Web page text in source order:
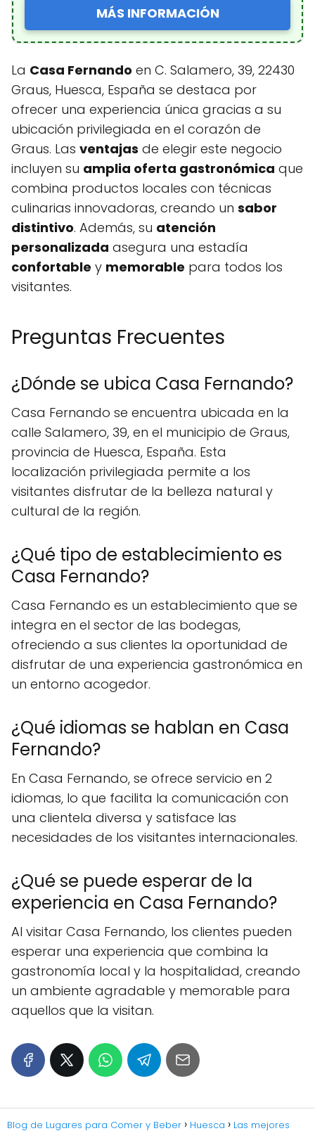
MÁS INFORMACIÓN
La Casa Fernando en C. Salamero, 39, 22430
Graus, Huesca, España se destaca por
ofrecer una experiencia única gracias a su
ubicación privilegiada en el corazón de
Graus. Las ventajas de elegir este negocio
incluyen su amplia oferta gastronómica que
combina productos locales con técnicas
culinarias innovadoras, creando un sabor
distintivo. Además, su atención
personalizada asegura una estadía
confortable y memorable para todos los
visitantes.
Preguntas Frecuentes
¿Dónde se ubica Casa Fernando?
Casa Fernando se encuentra ubicada en la
calle Salamero, 39, en el municipio de Graus,
provincia de Huesca, España. Esta
localización privilegiada permite a los
visitantes disfrutar de la belleza natural y
cultural de la región.
¿Qué tipo de establecimiento es
Casa Fernando?
Casa Fernando es un establecimiento que se
integra en el sector de las bodegas,
ofreciendo a sus clientes la oportunidad de
disfrutar de una experiencia gastronómica en
un entorno acogedor.
¿Qué idiomas se hablan en Casa
Fernando?
En Casa Fernando, se ofrece servicio en 2
idiomas, lo que facilita la comunicación con
una clientela diversa y satisface las
necesidades de los visitantes internacionales.
¿Qué se puede esperar de la
experiencia en Casa Fernando?
Al visitar Casa Fernando, los clientes pueden
esperar una experiencia que combina la
gastronomía local y la hospitalidad, creando
un ambiente agradable y memorable para
aquellos que la visitan.
Blog de Lugares para Comer y Beber Huesca
Las mejores